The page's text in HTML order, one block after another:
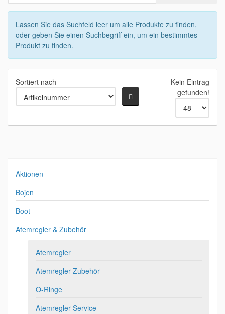
Lassen Sie das Suchfeld leer um alle Produkte zu finden,
oder geben Sie einen Suchbegriff ein, um ein bestimmtes
Produkt zu finden.
Sortiert nach
Kein Eintrag
gefunden!
Aktionen
Bojen
Boot
Atemregler & Zubehör
Atemregler
Atemregler Zubehör
O-Ringe
Atemregler Service